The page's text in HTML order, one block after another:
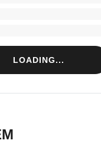
LOADING...